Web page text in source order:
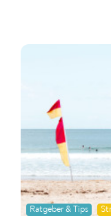
Ratgeber & Tips